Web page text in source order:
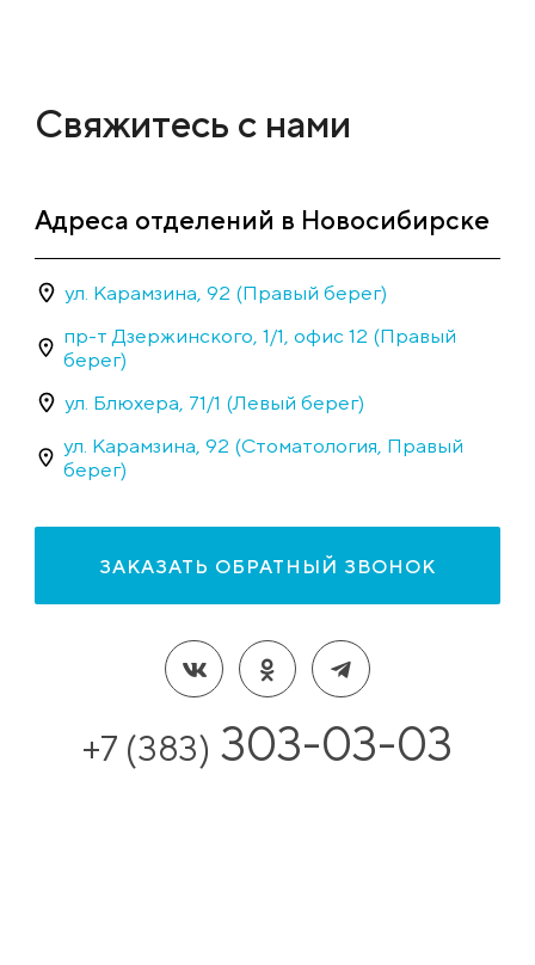
Свяжитесь с нами
Адреса отделений в Новосибирске
ул. Карамзина, 92 (Правый берег)
пр-т Дзержинского, 1/1, офис 12 (Правый
берег)
ул. Блюхера, 71/1 (Левый берег)
ул. Карамзина, 92 (Стоматология, Правый
берег)
ЗАКАЗАТЬ ОБРАТНЫЙ ЗВОНОК
+7 (383) 303-03-03